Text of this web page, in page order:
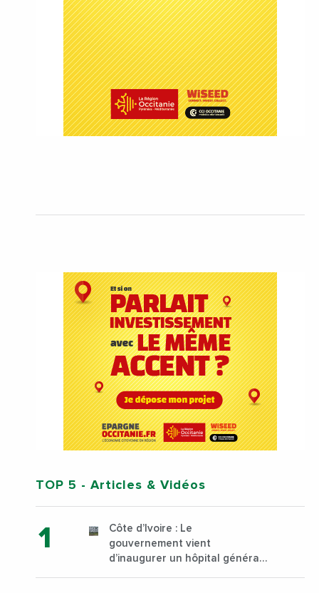
TOP 5 - Articles & Vidéos
Côte d’Ivoire : Le
gouvernement vient
d’inaugurer un hôpital général